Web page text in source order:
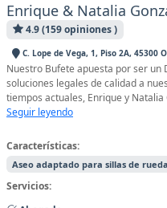
Enrique & Natalia
4.9 (159 opiniones )
C. Lope de Vega, 1, Piso 2A, 45300
Nuestro Bufete apuesta por ser un
soluciones legales de calidad a
tiempos actuales, Enrique y Natalia
Seguir leyendo
Características:
Aseo adaptado para sillas de
Servicios: